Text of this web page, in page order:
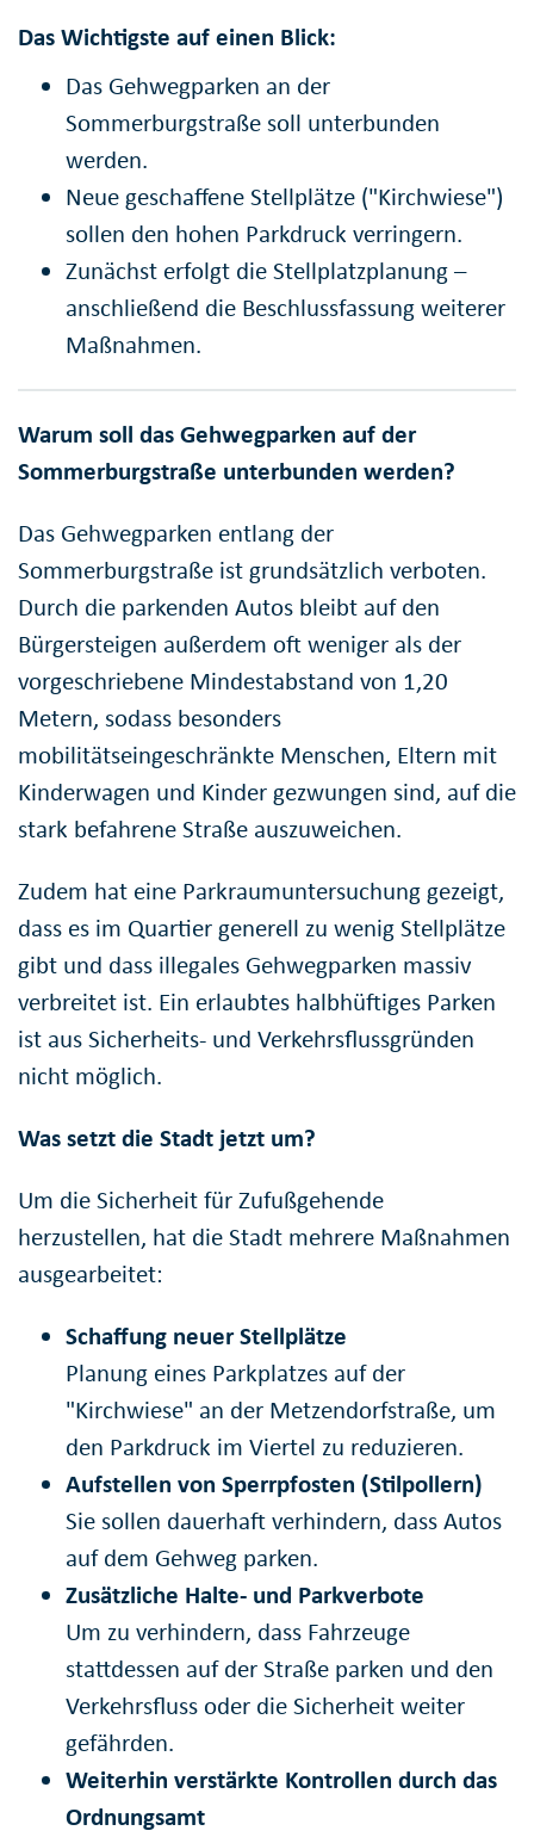
Das Wichtigste auf einen Blick:
Das Gehwegparken an der
Sommerburgstraße soll unterbunden
werden.
Neue geschaffene Stellplätze ("Kirchwiese")
sollen den hohen Parkdruck verringern.
Zunächst erfolgt die Stellplatzplanung –
anschließend die Beschlussfassung weiterer
Maßnahmen.
Warum soll das Gehwegparken auf der
Sommerburgstraße unterbunden werden?
Das Gehwegparken entlang der
Sommerburgstraße ist grundsätzlich verboten.
Durch die parkenden Autos bleibt auf den
Bürgersteigen außerdem oft weniger als der
vorgeschriebene Mindestabstand von 1,20
Metern, sodass besonders
mobilitätseingeschränkte Menschen, Eltern mit
Kinderwagen und Kinder gezwungen sind, auf die
stark befahrene Straße auszuweichen.
Zudem hat eine Parkraumuntersuchung gezeigt,
dass es im Quartier generell zu wenig Stellplätze
gibt und dass illegales Gehwegparken massiv
verbreitet ist. Ein erlaubtes halbhüftiges Parken
ist aus Sicherheits- und Verkehrsflussgründen
nicht möglich.
Was setzt die Stadt jetzt um?
Um die Sicherheit für Zufußgehende
herzustellen, hat die Stadt mehrere Maßnahmen
ausgearbeitet:
Schaffung neuer Stellplätze
Planung eines Parkplatzes auf der
"Kirchwiese" an der Metzendorfstraße, um
den Parkdruck im Viertel zu reduzieren.
Aufstellen von Sperrpfosten (Stilpollern)
Sie sollen dauerhaft verhindern, dass Autos
auf dem Gehweg parken.
Zusätzliche Halte- und Parkverbote
Um zu verhindern, dass Fahrzeuge
stattdessen auf der Straße parken und den
Verkehrsfluss oder die Sicherheit weiter
gefährden.
Weiterhin verstärkte Kontrollen durch das
Ordnungsamt